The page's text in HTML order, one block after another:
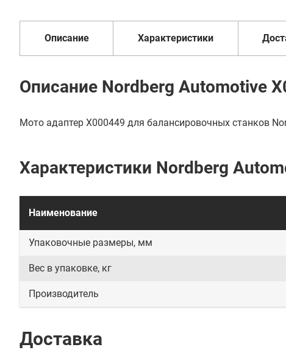
мес
Описание Характеристики
Описание Nordberg Automotive
Мото адаптер X000449 для балансировочных станков
Характеристики Nordberg
Наименование
Упаковочные размеры, мм
Вес в упаковке, кг
Производитель
Доставка